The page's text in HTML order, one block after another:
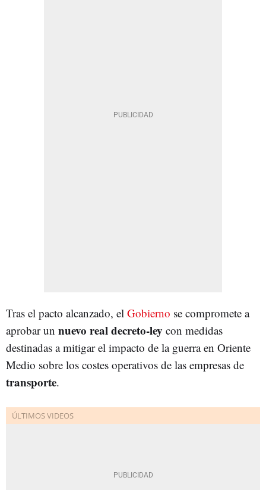
Tras el pacto alcanzado, el Gobierno se compromete a
aprobar un nuevo real decreto-ley con medidas
destinadas a mitigar el impacto de la guerra en Oriente
Medio sobre los costes operativos de las empresas de
transporte.